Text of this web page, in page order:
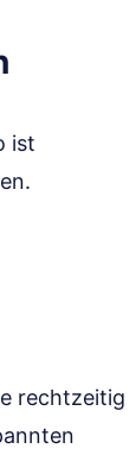
ist
rechtzeitig